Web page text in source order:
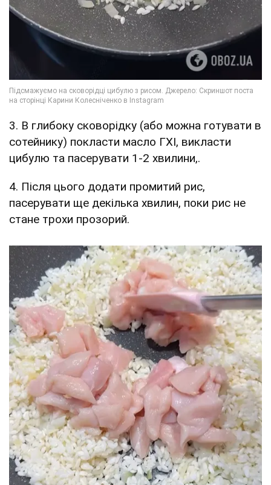
3. В глибоку сковорідку (або можна готувати в
сотейнику) покласти масло ГХІ, викласти
цибулю та пасерувати 1-2 хвилини,.
4. Після цього додати промитий рис,
пасерувати ще декілька хвилин, поки рис не
стане трохи прозорий.